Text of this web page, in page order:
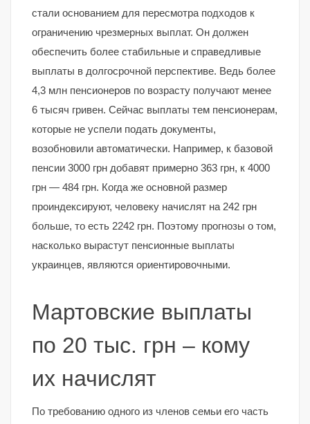
стали основанием для пересмотра подходов к
ограничению чрезмерных выплат. Он должен
обеспечить более стабильные и справедливые
выплаты в долгосрочной перспективе. Ведь более
4,3 млн пенсионеров по возрасту получают менее
6 тысяч гривен. Сейчас выплаты тем пенсионерам,
которые не успели подать документы,
возобновили автоматически. Например, к базовой
пенсии 3000 грн добавят примерно 363 грн, к 4000
грн — 484 грн. Когда же основной размер
проиндексируют, человеку начислят на 242 грн
больше, то есть 2242 грн. Поэтому прогнозы о том,
насколько вырастут пенсионные выплаты
украинцев, являются ориентировочными.
Мартовские выплаты
по 20 тыс. грн – кому
их начислят
По требованию одного из членов семьи его часть